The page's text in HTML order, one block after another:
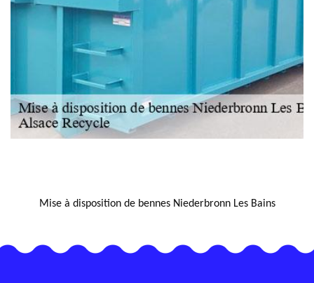
Mise à disposition de bennes Niederbronn Les Bains